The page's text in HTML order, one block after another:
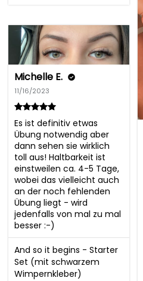
Michelle E.
11/16/2023
Es ist definitiv etwas
Übung notwendig aber
dann sehen sie wirklich
toll aus! Haltbarkeit ist
einstweilen ca. 4-5 Tage,
wobei das vielleicht auch
an der noch fehlenden
Übung liegt - wird
jedenfalls von mal zu mal
besser :-)
And so it begins - Starter
Set (mit schwarzem
Wimpernkleber)